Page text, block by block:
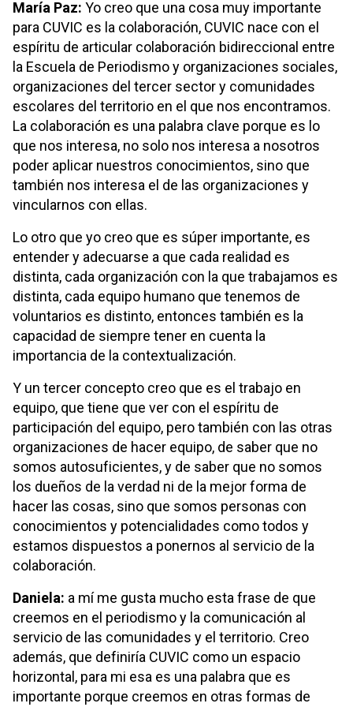
María Paz: Yo creo que una cosa muy importante
para CUVIC es la colaboración, CUVIC nace con el
espíritu de articular colaboración bidireccional entre
la Escuela de Periodismo y organizaciones sociales,
organizaciones del tercer sector y comunidades
escolares del territorio en el que nos encontramos.
La colaboración es una palabra clave porque es lo
que nos interesa, no solo nos interesa a nosotros
poder aplicar nuestros conocimientos, sino que
también nos interesa el de las organizaciones y
vincularnos con ellas.
Lo otro que yo creo que es súper importante, es
entender y adecuarse a que cada realidad es
distinta, cada organización con la que trabajamos es
distinta, cada equipo humano que tenemos de
voluntarios es distinto, entonces también es la
capacidad de siempre tener en cuenta la
importancia de la contextualización.
Y un tercer concepto creo que es el trabajo en
equipo, que tiene que ver con el espíritu de
participación del equipo, pero también con las otras
organizaciones de hacer equipo, de saber que no
somos autosuficientes, y de saber que no somos
los dueños de la verdad ni de la mejor forma de
hacer las cosas, sino que somos personas con
conocimientos y potencialidades como todos y
estamos dispuestos a ponernos al servicio de la
colaboración.
Daniela: a mí me gusta mucho esta frase de que
creemos en el periodismo y la comunicación al
servicio de las comunidades y el territorio. Creo
además, que definiría CUVIC como un espacio
horizontal, para mi esa es una palabra que es
importante porque creemos en otras formas de